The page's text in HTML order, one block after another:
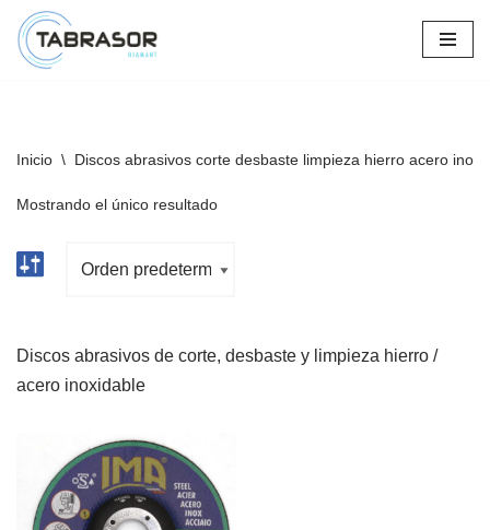
Saltar
Inicio \ Discos abrasivos corte desbaste limpieza hierro acero
Mostrando el único resultado
Discos abrasivos de corte, desbaste y limpieza hierro /
acero inoxidable